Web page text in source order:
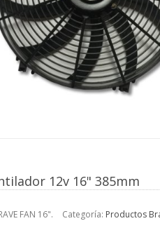
12v 16" 385mm
FAN 16". Categoría: Productos